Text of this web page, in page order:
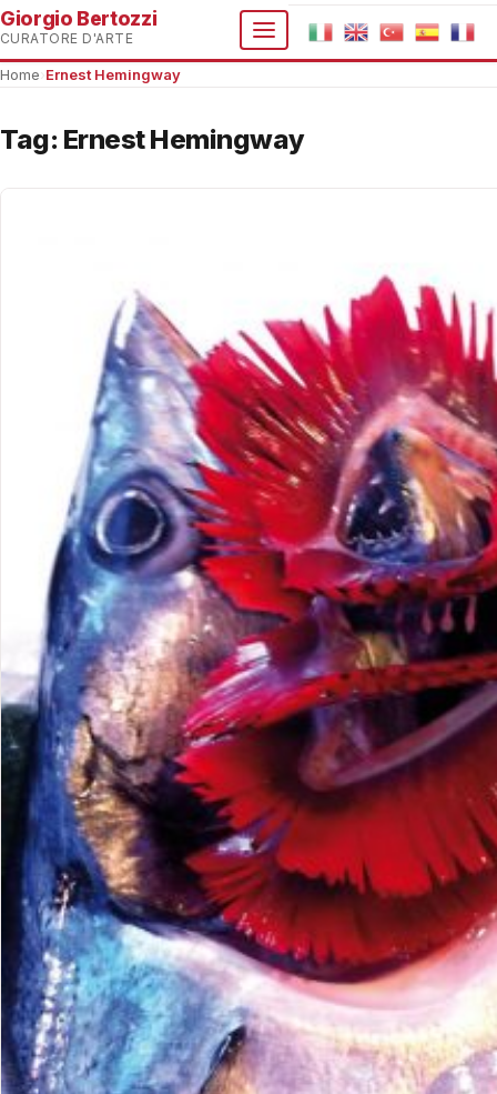
Giorgio Bertozzi
CURATORE D'ARTE
Home Ernest Hemingway
Tag: Ernest Hemingway